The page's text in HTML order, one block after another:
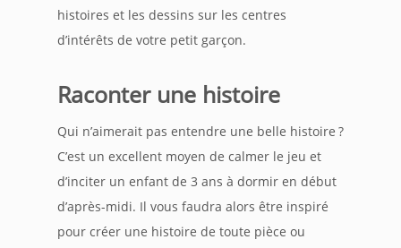
histoires et les dessins sur les centres
d’intérêts de votre petit garçon.
Raconter une histoire
Qui n’aimerait pas entendre une belle histoire ?
C’est un excellent moyen de calmer le jeu et
d’inciter un enfant de 3 ans à dormir en début
d’après-midi. Il vous faudra alors être inspiré
pour créer une histoire de toute pièce ou